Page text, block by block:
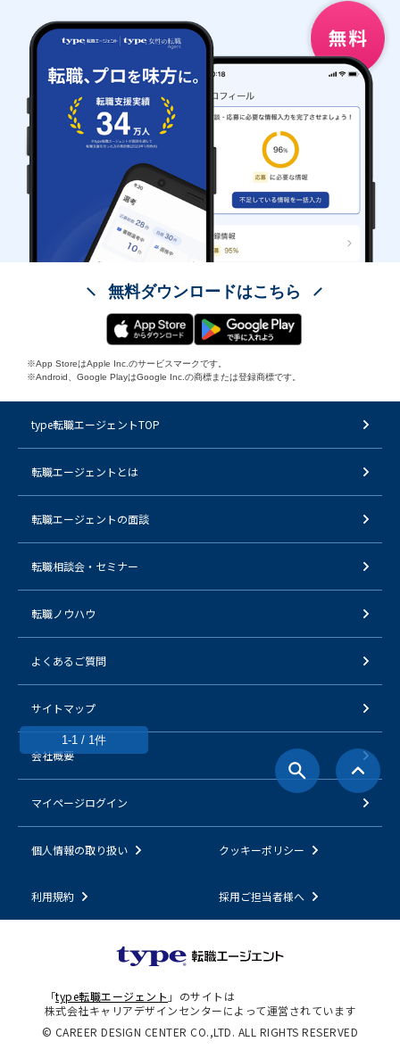
1-1 / 1件
無料ダウンロードはこちら
※App StoreはApple Inc.のサービスマークです。
※Android、Google PlayはGoogle Inc.の商標または登録商標です。
type転職エージェントTOP
転職エージェントとは
転職エージェントの面談
転職相談会・セミナー
転職ノウハウ
よくあるご質問
サイトマップ
会社概要
マイページログイン
個人情報の取り扱い クッキーポリシー
利用規約 採用ご担当者様へ
「type転職エージェント 」のサイトは
株式会社キャリアデザインセンターによって運営されています
© CAREER DESIGN CENTER CO.,LTD. ALL RIGHTS RESERVED